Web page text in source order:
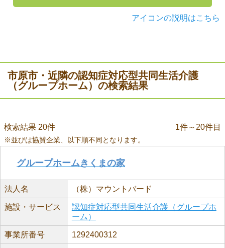
アイコンの説明はこちら
市原市・近隣の認知症対応型共同生活介護
（グループホーム）の検索結果
検索結果 20件 1件～20件目
※並びは協賛企業、以下順不同となります。
グループホームきくまの家
法人名 （株）マウントバード
施設・サービス
認知症対応型共同生活介護（グループホ
ーム）
事業所番号 1292400312